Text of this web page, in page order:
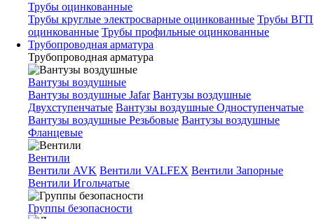
Трубы оцинкованные
Трубы круглые электросварные оцинкованные Трубы ВГП
оцинкованные Трубы профильные оцинкованные
Трубопроводная арматура
Трубопроводная арматура
Вантузы воздушные
Вантузы воздушные Jafar Вантузы воздушные
Двухступенчатые Вантузы воздушные Одноступенчатые
Вантузы воздушные Резьбовые Вантузы воздушные
Фланцевые
Вентили
Вентили AVK Вентили VALFEX Вентили Запорные
Вентили Игольчатые
Группы безопасности